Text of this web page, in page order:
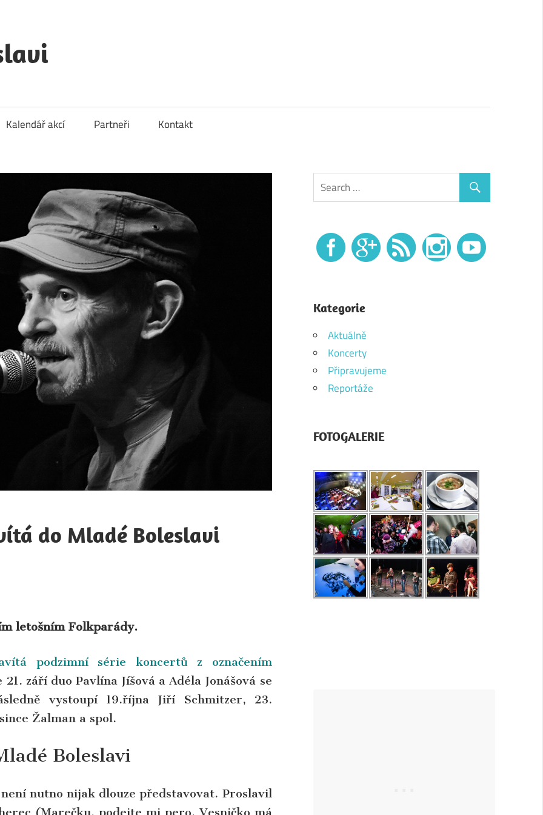
Kalendář akcí Partneři Kontakt
do Mladé Boleslavi
letošním Folkparády.
podzimní série koncertů z označením
září duo Pavlína Jíšová a Adéla Jonášová se
vystoupí 19.října Jiří Schmitzer, 23.
Žalman a spol.
Boleslavi
nutno nijak dlouze představovat. Proslavil
Kategorie
Aktuálně
Koncerty
Připravujeme
Reportáže
FOTOGALERIE